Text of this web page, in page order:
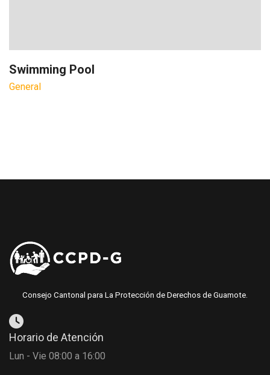
Swimming Pool
General
Consejo Cantonal para La Protección de Derechos de Guamote.
Horario de Atención
Lun - Vie 08:00 a 16:00